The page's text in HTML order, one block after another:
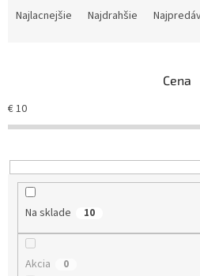
e
p
r
d
Najlacnejšie Najdrahšie
Cena
€10
Na sklade 10
Akcia 0